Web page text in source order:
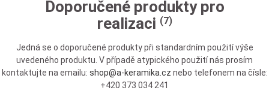
Doporučené produkty pro
realizaci (7)
Jedná se o doporučené produkty při standardním použití výše
uvedeného produktu. V případě atypického použití nás prosím
kontaktujte na emailu: shop@a-keramika.cz nebo telefonem na čísle:
+420 373 034 241